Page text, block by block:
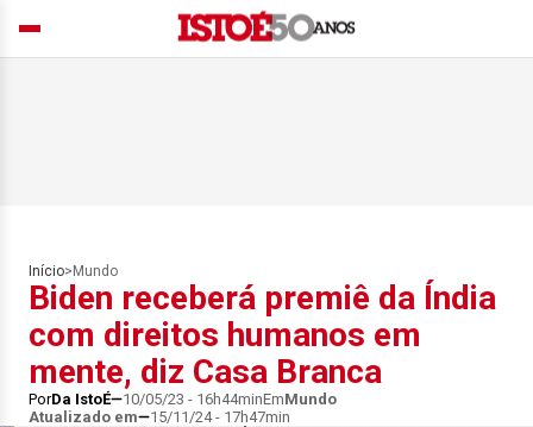
Início> Mundo
Biden receberá premiê da Índia
com direitos humanos em
mente, diz Casa Branca
PorDa IstoÉ 10/05/23 - 16h44minEmMundo
Atualizado em
15/11/24 - 17h47min